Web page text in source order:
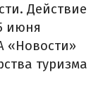
Действие
июня
«Новости»
туризма